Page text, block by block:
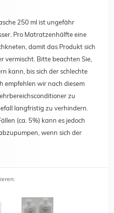
250 ml ist ungefähr
Pro Matratzenhälfte eine
damit das Produkt sich
vermischt. Bitte beachten Sie,
kann, bis sich der schlechte
empfehlen wir nach diesem
zu
langfristig zu verhindern.
(ca. 5%) kann es jedoch
wenn sich der